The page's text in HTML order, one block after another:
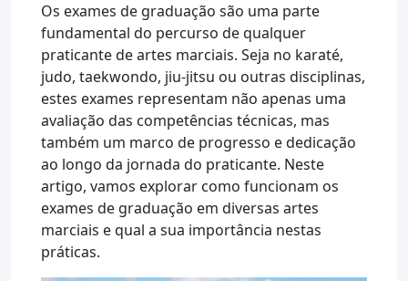
Os exames de graduação são uma parte
fundamental do percurso de qualquer
praticante de artes marciais. Seja no karaté,
judo, taekwondo, jiu-jitsu ou outras disciplinas,
estes exames representam não apenas uma
avaliação das competências técnicas, mas
também um marco de progresso e dedicação
ao longo da jornada do praticante. Neste
artigo, vamos explorar como funcionam os
exames de graduação em diversas artes
marciais e qual a sua importância nestas
práticas.